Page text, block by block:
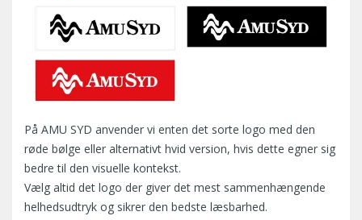
På AMU SYD anvender vi enten det sorte logo med den
røde bølge eller alternativt hvid version, hvis dette egner sig
bedre til den visuelle kontekst.
Vælg altid det logo der giver det mest sammenhængende
helhedsudtryk og sikrer den bedste læsbarhed.